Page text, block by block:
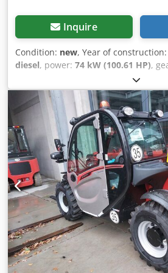
rotating beacon,Inquire
Condition: new, Year of construction:
diesel, power: 74 kW (100.61 HP),
, total height:
length:6,270 mm, total width:2,420
capacity: 4,000 kg. Maximum lifting
Maximum forward reach: 13.080 m.
12,560 kg. Fork length: 1,200 mm.
Dcjdpezqdrpsfx Apmjk For export
Further information = Transmission:
of manufacture: 2024 Unladen
capacity: 4,000 kg